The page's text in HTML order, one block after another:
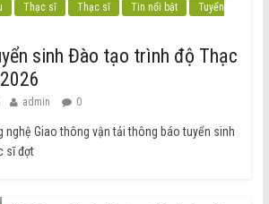
Thạc sĩ Thạc sĩ Tin nổi bật
Tuyển
sinh Đào tạo trình độ Thạc
admin 0
nghệ Giao thông vận tải thông báo tuyển sinh
sĩ đợt